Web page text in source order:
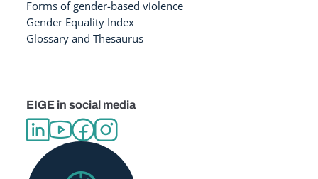
Forms of gender-based violence
Gender Equality Index
Glossary and Thesaurus
EIGE in social media